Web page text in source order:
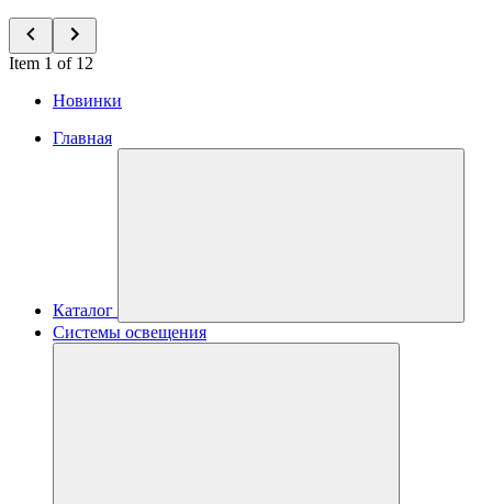
Item 1 of 12
Новинки
Главная
Каталог
Системы освещения